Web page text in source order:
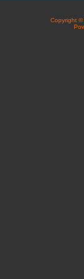
Copyright